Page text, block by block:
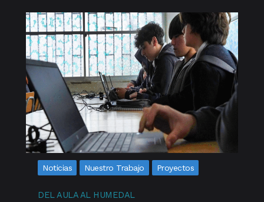
Noticias Nuestro Trabajo Proyectos
DEL AULA AL HUMEDAL